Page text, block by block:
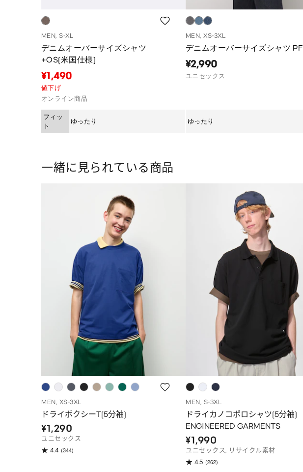
MEN, S-XL
デニムオーバーサイズシャツ
+OS(米国仕様)
¥1,490
値下げ
オンライン商品
フィッ
ト
ゆったり
MEN, XS-3XL
デニムオーバーサイズシャツ PF
¥2,990
ユニセックス
ゆったり
一緒に見られている商品
MEN, XS-3XL
ドライボクシーT(5分袖)
¥1,290
ユニセックス
4.4 (344)
MEN, S-3XL
ドライカノコポロシャツ(5分袖)
ENGINEERED GARMENTS
¥1,990
ユニセックス, リサイクル素材
4.5 (262)